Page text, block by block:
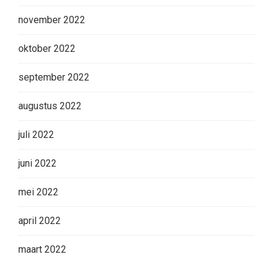
november 2022
oktober 2022
september 2022
augustus 2022
juli 2022
juni 2022
mei 2022
april 2022
maart 2022